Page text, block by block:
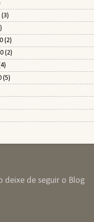
(3)
(2)
(2)
(5)
deixe de seguir o Blog